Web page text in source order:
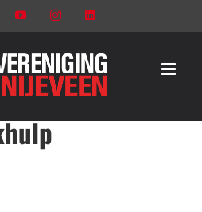
YouTubeInstagram